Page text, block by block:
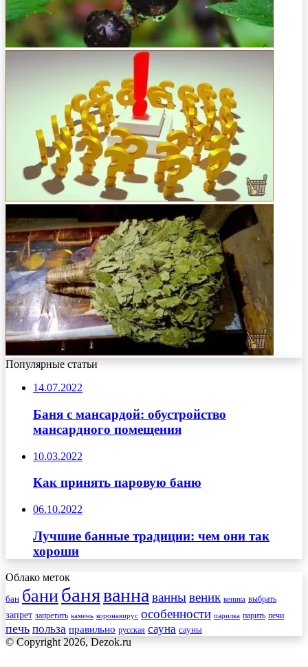
Популярные статьи
14.07.2022
Баня с мансардой: обустройство
мансардного помещения
10.03.2022
Как принять паровую баню
06.10.2022
Лучшие банные традиции: чем они так
хороши
Облако меток
бан банибаняваннаваннывеник веника выбрать
запрет запретить камень коронавирус особенности парилка парить печи
печь польза правильно русская сауна сауны
© Copyright 2026, Dezok.ru